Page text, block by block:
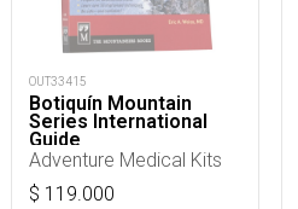
OUT33415
Botiquín Mountain
Series International
Guide
Adventure Medical Kits
$ 119.000